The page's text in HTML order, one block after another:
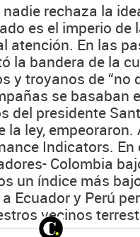
rechaza la
es el imperio de
atención. En las
la bandera de la
y troyanos de “no
se basaban
del presidente
la ley,
Indicators. En
Colombia
un índice más
Ecuador y Perú
vecinos